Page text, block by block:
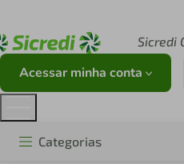
Sicredi
Acessar minha conta
Categorias